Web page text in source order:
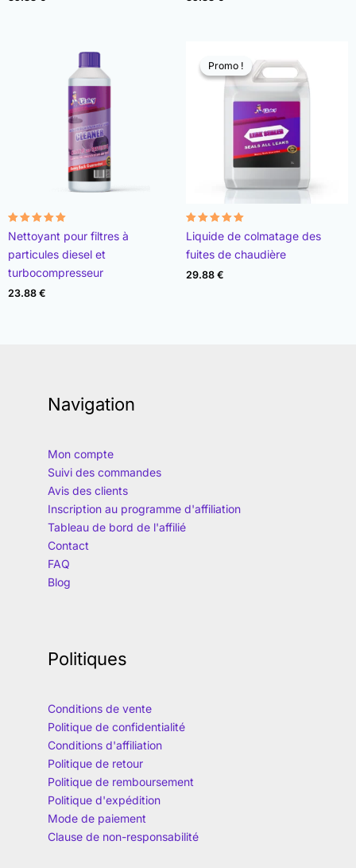
Note
4.96
sur 5
Nettoyant pour filtres à
particules diesel et
turbocompresseur
23.88 €
Promo !
Promo !
Note
4.89
sur 5
Liquide de colmatage des
fuites de chaudière
29.88 €
Navigation
Mon compte
Suivi des commandes
Avis des clients
Inscription au programme d'affiliation
Tableau de bord de l'affilié
Contact
FAQ
Blog
Politiques
Conditions de vente
Politique de confidentialité
Conditions d'affiliation
Politique de retour
Politique de remboursement
Politique d'expédition
Mode de paiement
Clause de non-responsabilité